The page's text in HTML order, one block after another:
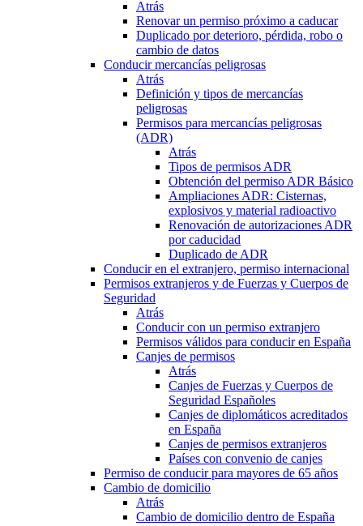
Atrás
Renovar un permiso próximo a caducar
Duplicado por deterioro, pérdida, robo o
cambio de datos
Conducir mercancías peligrosas
Atrás
Definición y tipos de mercancías
peligrosas
Permisos para mercancías peligrosas
(ADR)
Atrás
Tipos de permisos ADR
Obtención del permiso ADR Básico
Ampliaciones ADR: Cisternas,
explosivos y material radioactivo
Renovación de autorizaciones ADR
por caducidad
Duplicado de ADR
Conducir en el extranjero, permiso internacional
Permisos extranjeros y de Fuerzas y Cuerpos de
Seguridad
Atrás
Conducir con un permiso extranjero
Permisos válidos para conducir en España
Canjes de permisos
Atrás
Canjes de Fuerzas y Cuerpos de
Seguridad Españoles
Canjes de diplomáticos acreditados
en España
Canjes de permisos extranjeros
Países con convenio de canjes
Permiso de conducir para mayores de 65 años
Cambio de domicilio
Atrás
Cambio de domicilio dentro de España